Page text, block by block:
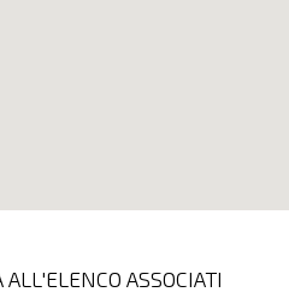
ALL'ELENCO ASSOCIATI